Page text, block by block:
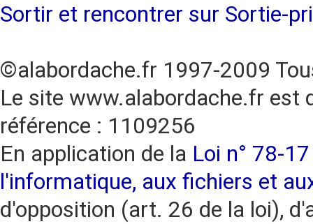
Sortir et rencontrer sur Sortie-
©alabordache.fr 1997-2009
Le site www.alabordache.fr est
référence : 1109256
En application de la Loi n° 78-
l'informatique, aux fichiers et
d'opposition (art. 26 de la loi),